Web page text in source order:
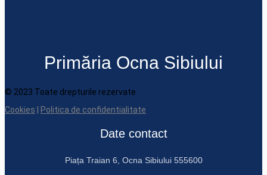
Primăria Ocna Sibiului
© 2023 Toate drepturile rezervate
Cookies
Politica de confidentialitate
Date contact
Piața Traian 6, Ocna Sibiului 555600